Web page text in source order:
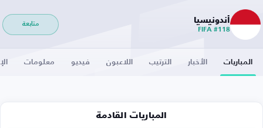
أندونيسيا
FIFA #118
متابعة
المباريات الأخبار الترتيب اللاعبون فيديو معلومات
المباريات القادمة